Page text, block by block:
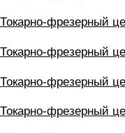
Токарно-фрезерный
Токарно-фрезерный
Токарно-фрезерный
Токарно-фрезерный